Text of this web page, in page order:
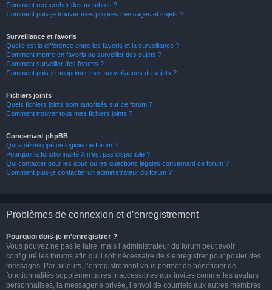
Comment rechercher des membres ?
Comment puis-je trouver mes propres messages et sujets ?
Surveillance et favoris
Quelle est la différence entre les favoris et la surveillance ?
Comment mettre en favoris ou surveiller des sujets ?
Comment surveiller des forums ?
Comment puis-je supprimer mes surveillances de sujets ?
Fichiers joints
Quels fichiers joints sont autorisés sur ce forum ?
Comment trouver tous mes fichiers joints ?
Concernant phpBB
Qui a développé ce logiciel de forum ?
Pourquoi la fonctionnalité X n’est pas disponible ?
Qui contacter pour les abus ou les questions légales concernant ce forum ?
Comment puis-je contacter un administrateur du forum ?
Problèmes de connexion et d’enregistrement
Pourquoi dois-je m’enregistrer ?
Vous pouvez ne pas le faire, mais l’administrateur du forum peut avoir
configuré les forums afin qu’il soit nécessaire de s’enregistrer pour poster des
messages. Par ailleurs, l’enregistrement vous permet de bénéficier de
fonctionnalités supplémentaires inaccessibles aux invités comme les avatars
personnalisés, la messagerie privée, l’envoi de courriels aux autres membres,